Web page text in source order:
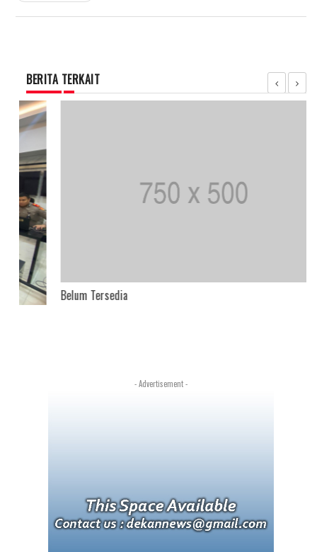
BERITA TERKAIT
Belum Tersedia
- Advertisement -